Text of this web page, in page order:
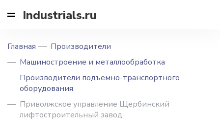
Industrials.ru
Главная
Производители
Машиностроение и металлообработка
Производители подъемно-транспортного
оборудования
Приволжское управление Щербинский
лифтостроительный завод